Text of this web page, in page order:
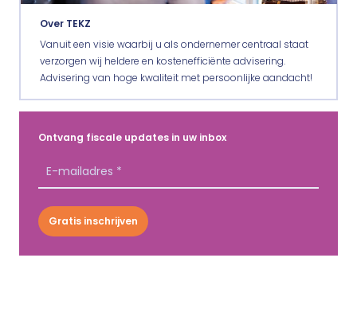
Over TEKZ
Vanuit een visie waarbij u als ondernemer centraal staat
verzorgen wij heldere en kostenefficiënte advisering.
Advisering van hoge kwaliteit met persoonlijke aandacht!
Ontvang fiscale updates in uw inbox
Gratis inschrijven